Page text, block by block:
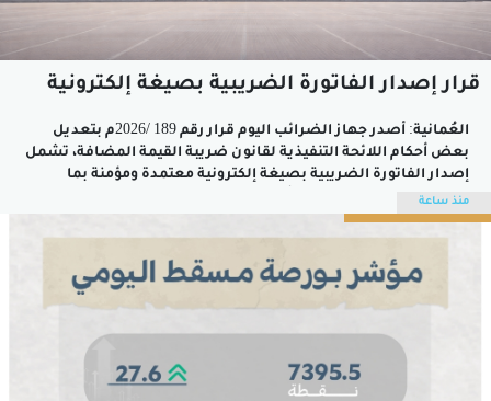
قرار إصدار الفاتورة الضريبية بصيغة إلكترونية
العُمانية: أصدر جهاز الضرائب اليوم قرار رقم 189 /2026م بتعديل
بعض أحكام اللائحة التنفيذية لقانون ضريبة القيمة المضافة، تشمل
إصدار الفاتورة الضريبية بصيغة إلكترونية معتمدة ومؤمنة بما
يضمن سلامتها وتخزينها.وأكد إدريس بن حمود الراشدي مدير
مشروع الفوترة الإلكترونية بجهاز الضرائب، أن مشروع الفاتورة
الضريبية الإلكترونية يمثل خطوة نوعية في تطوير...
منذ ساعة